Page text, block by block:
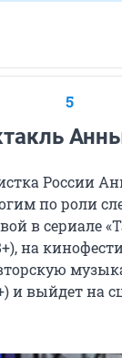
5
России
по роли
в сериале
, на
и выйдет на